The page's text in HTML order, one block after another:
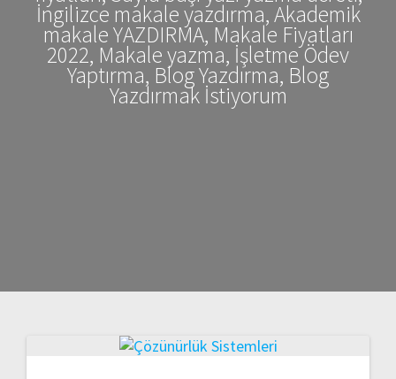
İngilizce makale yazdırma, Akademik
makale YAZDIRMA, Makale Fiyatları
2022, Makale yazma, İşletme Ödev
Yaptırma, Blog Yazdırma, Blog
Yazdırmak İstiyorum